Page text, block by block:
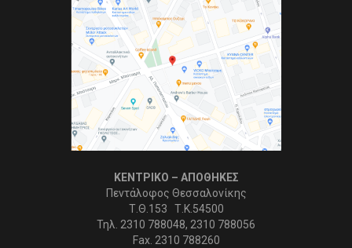
ΚΕΝΤΡΙΚΟ – ΑΠΟΘΗΚΕΣ
Πεντάλοφος Θεσσαλονίκης
Τ.Θ.153 Τ.Κ.54500
Τηλ. 2310 788048, 2310 788056
Fax. 2310 788260